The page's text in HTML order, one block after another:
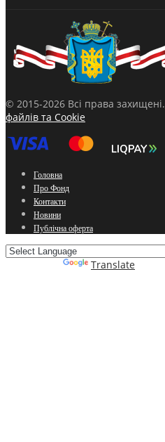
© 2015-2026 Всі права захищені.
файлів та Cookie
Головна
Про Фонд
Контакти
Новини
Публічна оферта
Translate